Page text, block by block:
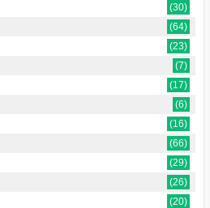
(30)
(64)
(23)
(7)
(17)
(6)
(16)
(66)
(29)
(26)
(20)